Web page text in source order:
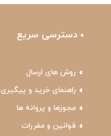
دسترسی سریع
روش های ارسال
راهنمای خرید و پیگیری
مجوزها و پروانه ها
قوانین و مقررات